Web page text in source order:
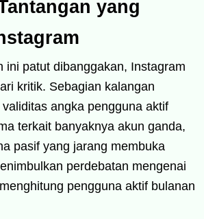
yang
ini patut dibanggakan, Instagram
kritik. Sebagian kalangan
angka pengguna aktif
terkait banyaknya akun ganda,
pasif yang jarang membuka
perdebatan mengenai
pengguna aktif bulanan